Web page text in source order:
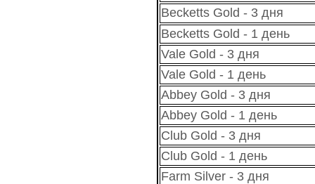
Becketts Gold - 3 дня
Becketts Gold - 1 день
Vale Gold - 3 дня
Vale Gold - 1 день
Abbey Gold - 3 дня
Abbey Gold - 1 день
Club Gold - 3 дня
Club Gold - 1 день
Farm Silver - 3 дня